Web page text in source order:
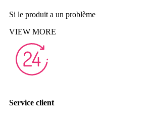
Si le produit a un problème
VIEW MORE
Service client